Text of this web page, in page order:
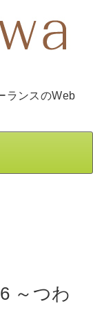
ランスのWeb
～つわ